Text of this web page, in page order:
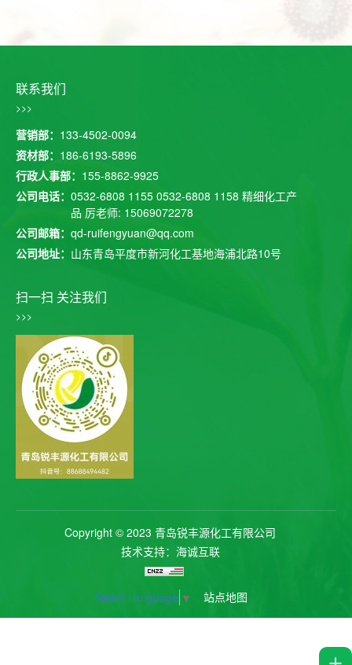
联系我们
>>>
营销部： 133-4502-0094
资材部： 186-6193-5896
行政人事部： 155-8862-9925
公司电话： 0532-6808 1155 0532-6808 1158 精细化工产
品 厉老师: 15069072278
公司邮箱： qd-ruifengyuan@qq.com
公司地址： 山东青岛平度市新河化工基地海浦北路10号
扫一扫 关注我们
>>>
Copyright © 2023 青岛锐丰源化工有限公司
技术支持：海诚互联
Select Language ▼ 站点地图